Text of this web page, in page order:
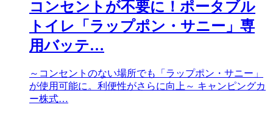
コンセントが不要に！ポータブル
トイレ「ラップポン・サニー」専
用バッテ…
～コンセントのない場所でも「ラップポン・サニー」
が使用可能に。利便性がさらに向上～ キャンピングカ
ー株式…